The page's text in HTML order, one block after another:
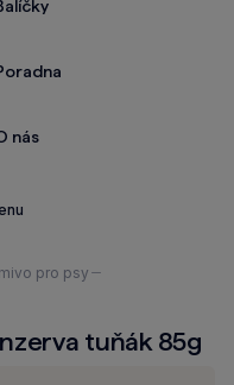
nás
pro psy
tuňák 85g